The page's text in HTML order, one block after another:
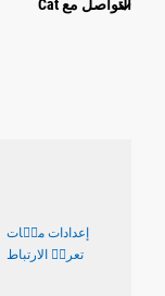
التواصل مع Cat
إعدادات ملٝات
تعريٝ الارتباط